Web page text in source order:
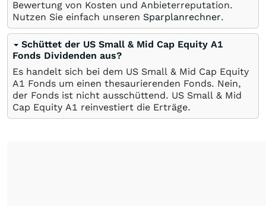
Bewertung von Kosten und Anbieterreputation.
Nutzen Sie einfach unseren Sparplanrechner.
Schüttet der US Small & Mid Cap Equity A1
Fonds Dividenden aus?
Es handelt sich bei dem US Small & Mid Cap Equity
A1 Fonds um einen thesaurierenden Fonds. Nein,
der Fonds ist nicht ausschüttend. US Small & Mid
Cap Equity A1 reinvestiert die Erträge.